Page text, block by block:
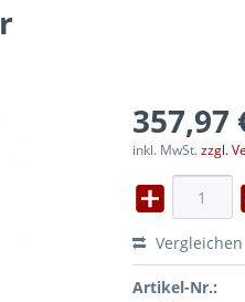
357,97
inkl. MwSt.zzgl.
Vergleichen
Artikel-Nr.: